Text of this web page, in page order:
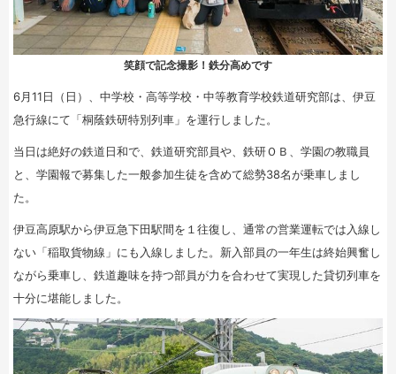
笑顔で記念撮影！鉄分高めです
6月11日（日）、中学校・高等学校・中等教育学校鉄道研究部は、伊豆
急行線にて「桐蔭鉄研特別列車」を運行しました。
当日は絶好の鉄道日和で、鉄道研究部員や、鉄研ＯＢ、学園の教職員
と、学園報で募集した一般参加生徒を含めて総勢38名が乗車しまし
た。
伊豆高原駅から伊豆急下田駅間を１往復し、通常の営業運転では入線し
ない「稲取貨物線」にも入線しました。新入部員の一年生は終始興奮し
ながら乗車し、鉄道趣味を持つ部員が力を合わせて実現した貸切列車を
十分に堪能しました。